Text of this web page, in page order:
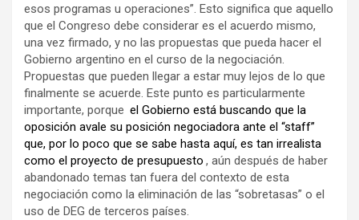
esos programas u operaciones”. Esto significa que aquello
que el Congreso debe considerar es el acuerdo mismo,
una vez firmado, y no las propuestas que pueda hacer el
Gobierno argentino en el curso de la negociación.
Propuestas que pueden llegar a estar muy lejos de lo que
finalmente se acuerde. Este punto es particularmente
importante, porque el Gobierno está buscando que la
oposición avale su posición negociadora ante el “staff”
que, por lo poco que se sabe hasta aquí, es tan irrealista
como el proyecto de presupuesto , aún después de haber
abandonado temas tan fuera del contexto de esta
negociación como la eliminación de las “sobretasas” o el
uso de DEG de terceros países.